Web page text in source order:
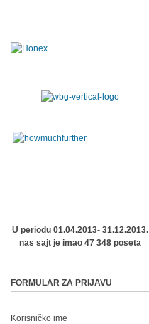
U periodu 01.04.2013- 31.12.2013.
nas sajt je imao 47 348 poseta
FORMULAR ZA PRIJAVU
Korisničko ime